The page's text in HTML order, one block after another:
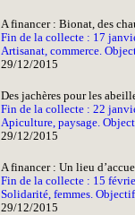
A financer : Bionat, des
Fin de la collecte : 17
Artisanat, commerce.
29/12/2015
Des jachères pour les
Fin de la collecte : 22
Apiculture, paysage.
29/12/2015
A financer : Un lieu
Fin de la collecte : 15
Solidarité, femmes.
29/12/2015